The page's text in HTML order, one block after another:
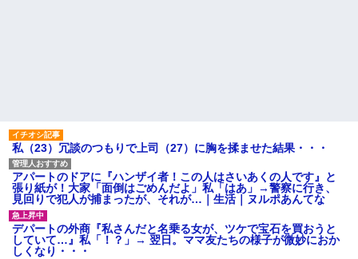
私（23）冗談のつもりで上司（27）に胸を揉ませた結果・・・
アパートのドアに『ハンザイ者！この人はさいあくの人です』と
張り紙が！大家「面倒はごめんだよ」私「はあ」→警察に行き、
見回りで犯人が捕まったが、それが…｜生活｜ヌルポあんてな
デパートの外商『私さんだと名乗る女が、ツケで宝石を買おうと
していて…』私「！？」→ 翌日。ママ友たちの様子が微妙におか
しくなり・・・